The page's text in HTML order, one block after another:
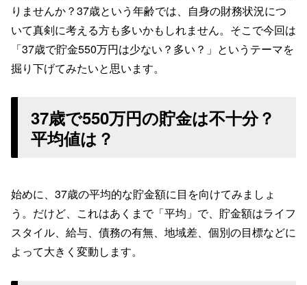
りませんか？37歳という年齢では、自身の財務状況につ
いて真剣に考える方も多いかもしれません。そこで今回は
「37歳で貯金550万円は少ない？多い？」というテーマを
掘り下げてみたいと思います。
37歳で550万円の貯金は不十分？
平均値は？
始めに、37歳の平均的な貯金額に目を向けてみましょ
う。だけど、これはあくまで「平均」で、貯金額はライフ
スタイル、給与、債務の有無、地域差、個別の目標などに
よって大きく変動します。